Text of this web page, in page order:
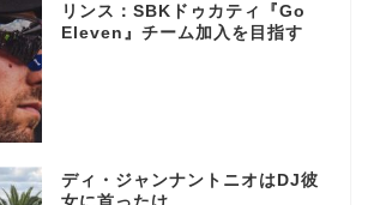
リンス：SBKドゥカティ『Go
Eleven』チーム加入を目指す
ディ・ジャンナントニオはDJ彼